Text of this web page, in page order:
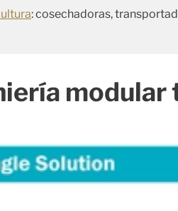
: cosechadoras,
modular